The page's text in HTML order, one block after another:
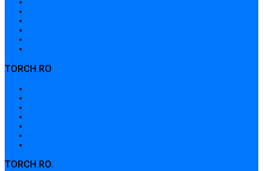
TORCH.RO
TORCH.RO.